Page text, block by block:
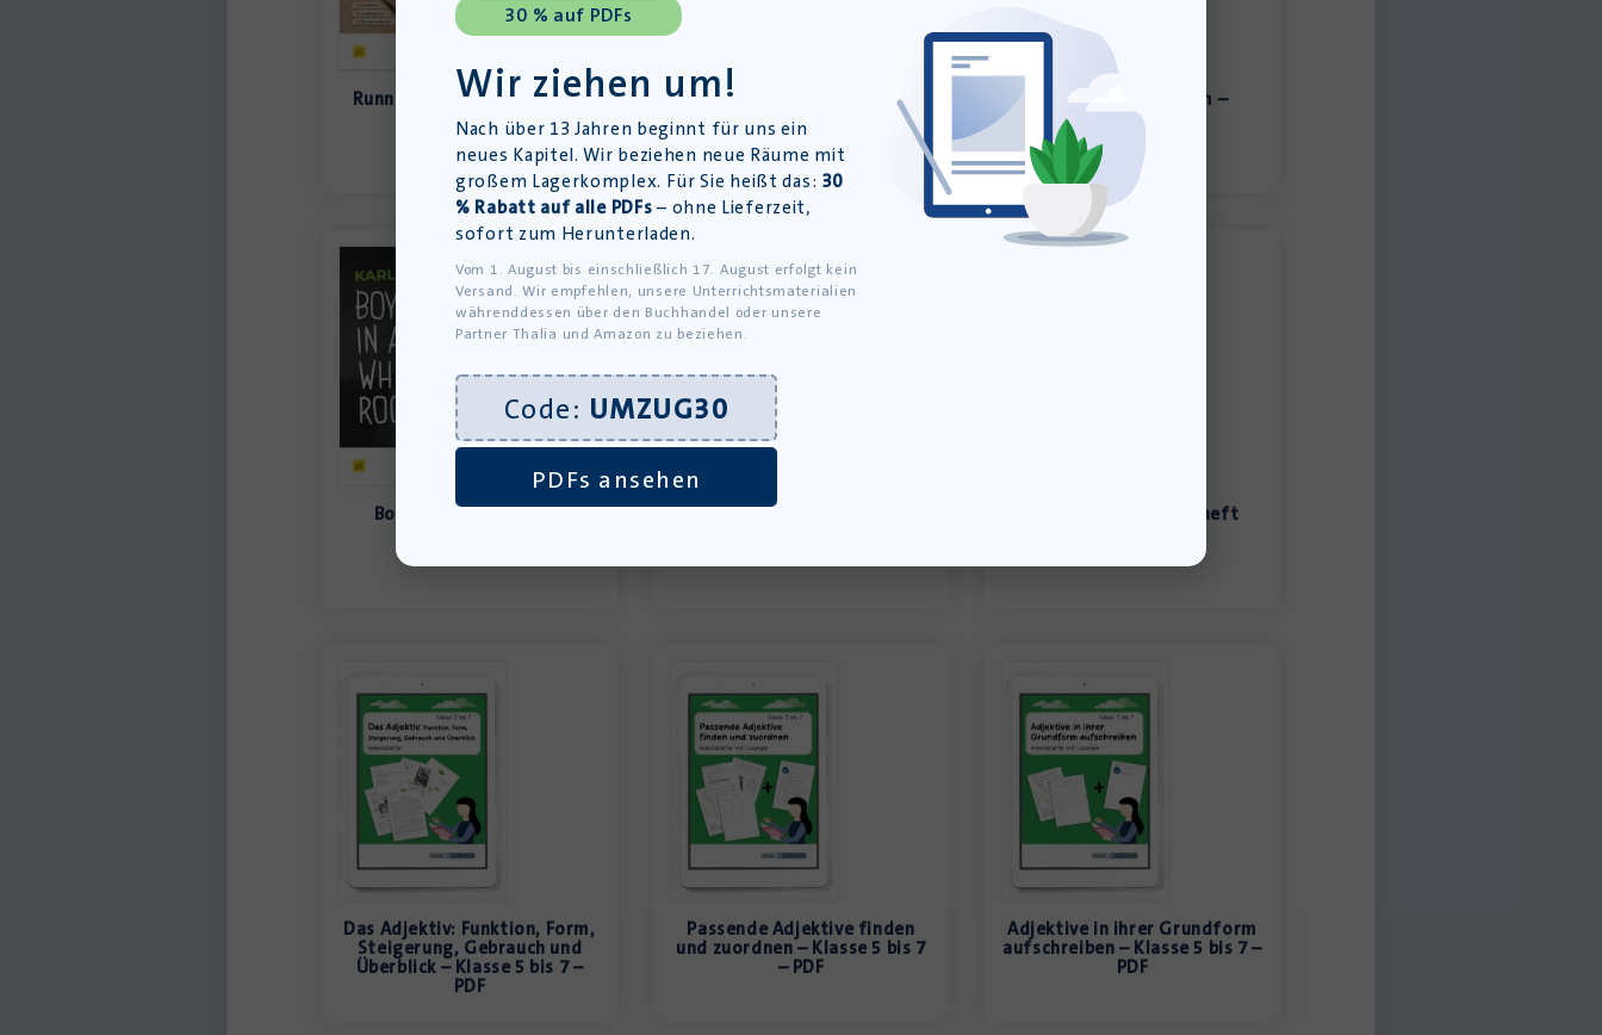
Running MAN – Schülerheft
Running MAN – Materialpaket
– Download
Boy in a White Room –
Schülerheft
Boy in a White Room –
Boy in a White Room –
Die Scanner – Lehrerheft
Das Adjektiv: Funktion, Form,
Steigerung, Gebrauch und
Überblick – Klasse 5 bis 7 –
PDF
Passende Adjektive finden
und zuordnen – Klasse 5 bis 7
– PDF
Adjektive in ihrer Grundform
aufschreiben – Klasse 5 bis 7 –
PDF
30 % auf PDFs
Wir ziehen um!
Nach über 13 Jahren beginnt für uns ein
neues Kapitel. Wir beziehen neue Räume mit
großem Lagerkomplex. Für Sie heißt das: 30
% Rabatt auf alle PDFs – ohne Lieferzeit,
sofort zum Herunterladen.
Vom 1. August bis einschließlich 17. August erfolgt kein
Versand. Wir empfehlen, unsere Unterrichtsmaterialien
währenddessen über den Buchhandel oder unsere
Partner Thalia und Amazon zu beziehen.
Code: UMZUG30
PDFs ansehen